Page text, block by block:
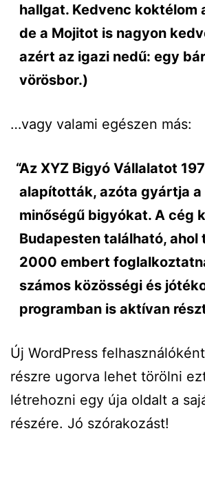
hallgat. Kedvenc koktélom
de a Mojitot is nagyon
azért az igazi nedű: egy
vörösbor.)
…vagy valami egészen más:
Az XYZ Bigyó Vállalatot
alapították, azóta gyártja a
minőségű bigyókat. A cég
Budapesten található, ahol
2000 embert
számos közösségi és
programban is aktívan
Új WordPress
részre ugorva lehet törölni
létrehozni egy úja oldalt a
részére. Jó szórakozást!